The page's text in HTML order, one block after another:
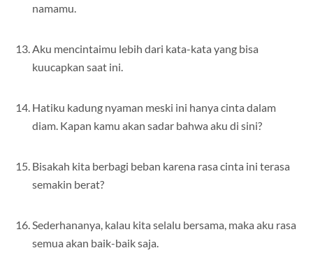
namamu.
Aku mencintaimu lebih dari kata-kata yang bisa
kuucapkan saat ini.
Hatiku kadung nyaman meski ini hanya cinta dalam
diam. Kapan kamu akan sadar bahwa aku di sini?
Bisakah kita berbagi beban karena rasa cinta ini terasa
semakin berat?
Sederhananya, kalau kita selalu bersama, maka aku rasa
semua akan baik-baik saja.